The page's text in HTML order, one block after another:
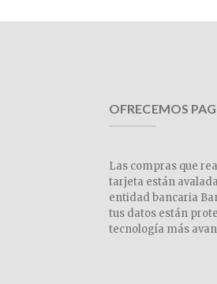
OFRECEMOS
Las compras que
tarjeta están
entidad bancaria
tus datos están
tecnología más